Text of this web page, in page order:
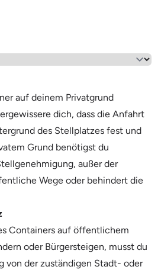
aus
auf deinem Privatgrund
dich, dass die Anfahrt
des Stellplatzes fest und
Grund benötigst du
außer der
Wege oder behindert die
Containers auf öffentlichem
oder Bürgersteigen, musst du
von der zuständigen Stadt- oder